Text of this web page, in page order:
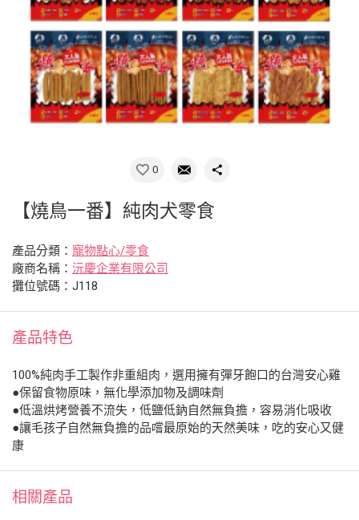
0
【燒鳥一番】純肉犬零食
產品分類： 寵物點心/零食
廠商名稱： 沅慶企業有限公司
攤位號碼：J118
產品特色
100%純肉手工製作非重組肉，選用擁有彈牙飽口的台灣安心雞
●保留食物原味，無化學添加物及調味劑
●低溫烘烤營養不流失，低鹽低鈉自然無負擔，容易消化吸收
●讓毛孩子自然無負擔的品嚐最原始的天然美味，吃的安心又健
康
相關產品